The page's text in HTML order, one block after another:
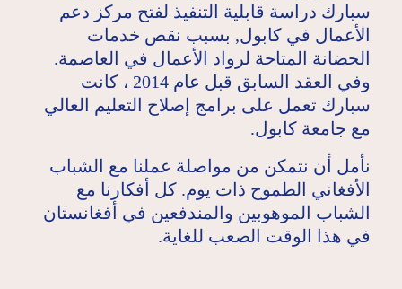
سبارك دراسة قابلية التنفيذ لفتح مركز دعم
الأعمال في كابول, بسبب نقص خدمات
الحضانة المتاحة لرواد الأعمال في العاصمة.
وفي العقد السابق قبل عام 2014 ، كانت
سبارك تعمل على برامج إصلاح التعليم العالي
مع جامعة كابول.
نأمل أن نتمكن من مواصلة عملنا مع الشباب
الأفغاني الطموح ذات يوم. كل أفكارنا مع
الشباب الموهوبين والمندفعين في أفغانستان
في هذا الوقت الصعب للغاية.